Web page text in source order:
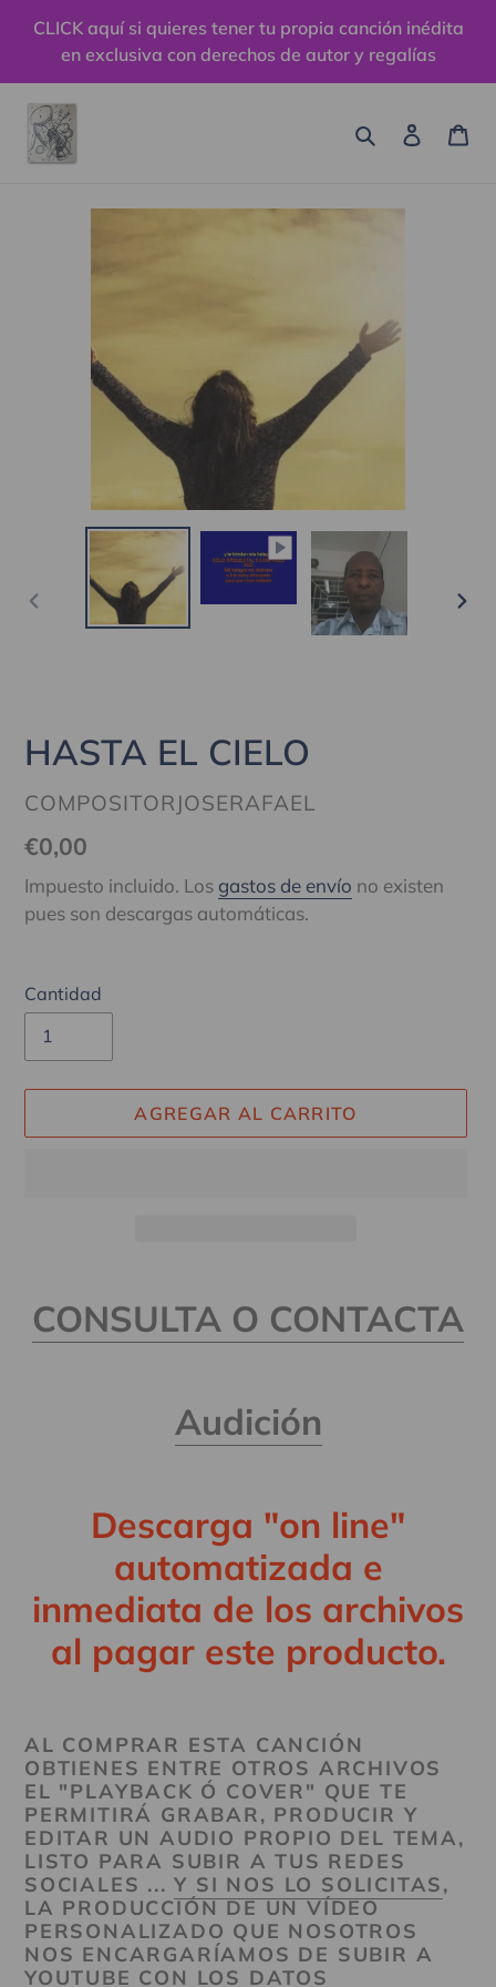
directamente
contenido
CLICK aquí si quieres tener tu propia canción inédita
en exclusiva con derechos de autor y regalías
Buscar
ANTERIOR
HASTA EL CIELO
PROVEEDOR
COMPOSITORJOSERAFAEL
Precio
habitual
€0,00
Impuesto incluido. Los gastos de envío no existen
pues son descargas automáticas.
Cantidad
AGREGAR AL CARRITO
el
producto
CONSULTA O CONTACTA
Audición
Descarga "on line"
automatizada e
inmediata de los archivos
al pagar este producto.
AL COMPRAR ESTA CANCIÓN
OBTIENES ENTRE OTROS ARCHIVOS
EL "PLAYBACK Ó COVER" QUE TE
PERMITIRÁ GRABAR, PRODUCIR Y
EDITAR UN AUDIO PROPIO DEL TEMA,
LISTO PARA SUBIR A TUS REDES
SOCIALES ... Y SI NOS LO SOLICITAS,
LA PRODUCCIÓN DE UN VÍDEO
PERSONALIZADO QUE NOSOTROS
NOS ENCARGARÍAMOS DE SUBIR A
YOUTUBE CON LOS DATOS